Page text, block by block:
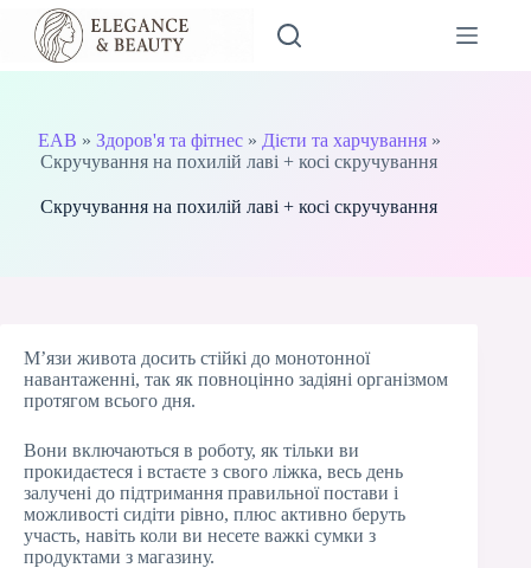
Перейти
вмісту
EAB » Здоров'я та фітнес» Дієти та харчування»
Скручування на похилій лаві + косі скручування
Скручування на похилій лаві + косі скручування
М’язи живота досить стійкі до монотонної
навантаженні, так як повноцінно задіяні організмом
протягом всього дня.
Вони включаються в роботу, як тільки ви
прокидаєтеся і встаєте з свого ліжка, весь день
залучені до підтримання правильної постави і
можливості сидіти рівно, плюс активно беруть
участь, навіть коли ви несете важкі сумки з
продуктами з магазину.